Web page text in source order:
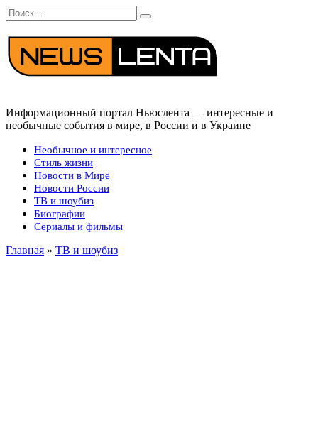
Перейти
к
содержанию
Search
for:
Информационный портал Ньюслента — интересные и
необычные события в мире, в России и в Украине
Необычное и интересное
Стиль жизни
Новости в Мире
Новости России
ТВ и шоубиз
Биографии
Сериалы и фильмы
Главная » ТВ и шоубиз